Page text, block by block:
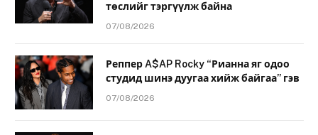
төслийг тэргүүлж байна
07/08/2026
Реппер A$AP Rocky “Рианна яг одоо
студид шинэ дуугаа хийж байгаа” гэв
07/08/2026